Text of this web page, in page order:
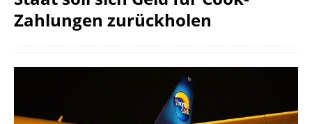
Zahlungen zurückholen